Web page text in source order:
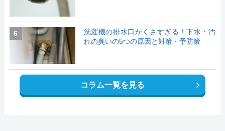
6
洗濯機の排水口がくさすぎる！下水・汚
れの臭いの5つの原因と対策・予防策
コラム一覧を見る